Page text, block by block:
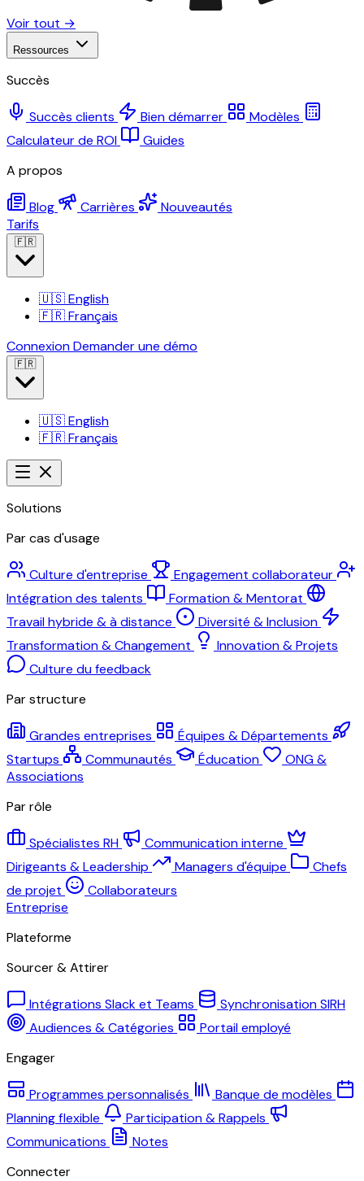
Voir tout →
Ressources
Succès
Succès clients Bien démarrer
Modèles
Calculateur de ROI
Guides
A propos
Blog Carrières
Nouveautés
Tarifs
🇫🇷
🇺🇸English
🇫🇷Français
ConnexionDemander une démo
🇫🇷
🇺🇸English
🇫🇷Français
Solutions
Par cas d'usage
Culture d'entreprise
Engagement collaborateur
Intégration des talents
Formation & Mentorat
Travail hybride & à distance
Diversité & Inclusion
Transformation & Changement
Innovation & Projets
Culture du feedback
Par structure
Grandes entreprises
Équipes & Départements
Startups
Communautés Éducation
ONG &
Associations
Par rôle
Spécialistes RH
Communication interne
Dirigeants & Leadership
Managers d'équipe
Chefs
de projet
Collaborateurs
Entreprise
Plateforme
Sourcer & Attirer
Intégrations Slack et Teams
Synchronisation SIRH
Audiences & Catégories
Portail employé
Engager
Programmes personnalisés
Banque de modèles
Planning flexible
Participation & Rappels
Communications
Notes
Connecter